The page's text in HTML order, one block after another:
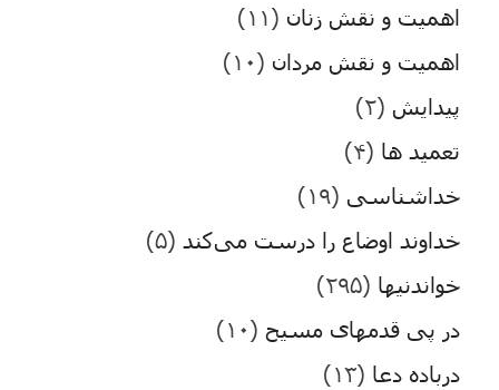
اهمیت و نقش زنان (۱۱)
اهمیت و نقش مردان (۱۰)
پیدایش (۲)
تعمید ها (۴)
خداشناسی (۱۹)
خداوند اوضاع را درست می‌کند (۵)
خواندنیها (۲۹۵)
در پی قدمهای مسیح (۱۰)
درباده دعا (۱۳)